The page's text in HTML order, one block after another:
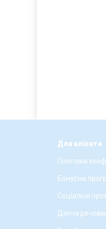
Для клієнта
Політика
Бонусна
Соціальні
Діюча